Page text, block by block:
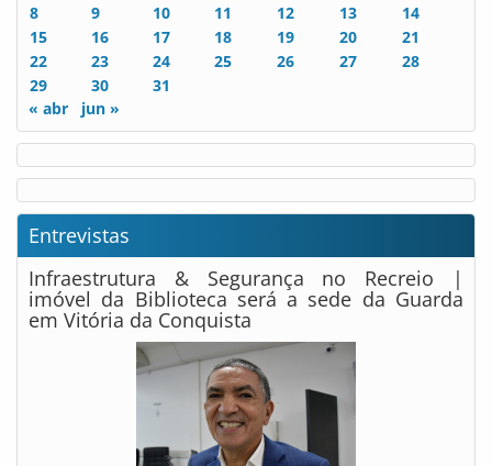
8
9 10 11 12 13
14
15
16 17 18 19 20
21
22
23 24 25 26 27
28
29
30
31
« abr
jun »
Entrevistas
Infraestrutura & Segurança no Recreio |
imóvel da Biblioteca será a sede da Guarda
em Vitória da Conquista